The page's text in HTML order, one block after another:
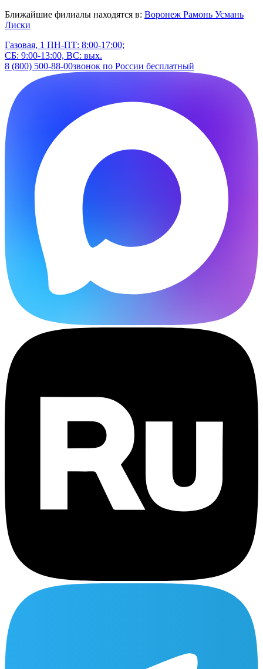
Ближайшие филиалы находятся в: Воронеж Рамонь Усмань
Лиски
Газовая, 1 ПН-ПТ: 8:00-17:00;
СБ: 9:00-13:00, ВС: вых.
8 (800) 500-88-00звонок по России бесплатный